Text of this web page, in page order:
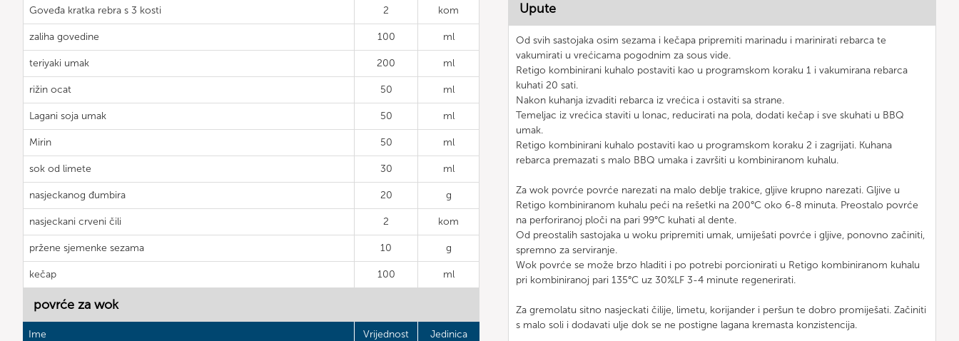
Goveđa kratka rebra s 3 kosti 2 kom
zaliha govedine 100 ml
teriyaki umak 200 ml
rižin ocat 50 ml
Lagani soja umak 50 ml
Mirin 50 ml
sok od limete 30 ml
nasjeckanog đumbira 20 g
nasjeckani crveni čili 2 kom
pržene sjemenke sezama 10 g
kečap 100 ml
povrće za wok
Ime Vrijednost Jedinica
Upute
Od svih sastojaka osim sezama i kečapa pripremiti marinadu i marinirati rebarca te
vakumirati u vrećicama pogodnim za sous vide.
Retigo kombinirani kuhalo postaviti kao u programskom koraku 1 i vakumirana rebarca
kuhati 20 sati.
Nakon kuhanja izvaditi rebarca iz vrećica i ostaviti sa strane.
Temeljac iz vrećica staviti u lonac, reducirati na pola, dodati kečap i sve skuhati u BBQ
umak.
Retigo kombinirani kuhalo postaviti kao u programskom koraku 2 i zagrijati. Kuhana
rebarca premazati s malo BBQ umaka i završiti u kombiniranom kuhalu.
Za wok povrće povrće narezati na malo deblje trakice, gljive krupno narezati. Gljive u
Retigo kombiniranom kuhalu peći na rešetki na 200°C oko 6-8 minuta. Preostalo povrće
na perforiranoj ploči na pari 99°C kuhati al dente.
Od preostalih sastojaka u woku pripremiti umak, umiješati povrće i gljive, ponovno začiniti,
spremno za serviranje.
Wok povrće se može brzo hladiti i po potrebi porcionirati u Retigo kombiniranom kuhalu
pri kombiniranoj pari 135°C uz 30%LF 3-4 minute regenerirati.
Za gremolatu sitno nasjeckati čilije, limetu, korijander i peršun te dobro promiješati. Začiniti
s malo soli i dodavati ulje dok se ne postigne lagana kremasta konzistencija.